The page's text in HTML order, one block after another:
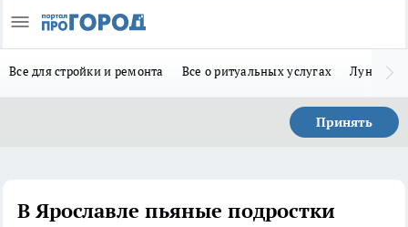
Все для стройки и ремонта Все о ритуальных услугах Лунно-
Принять
В Ярославле пьяные подростки